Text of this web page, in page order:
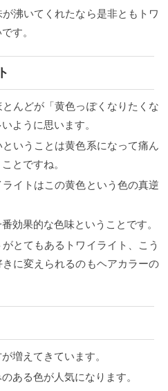
沸いてくれたなら是非ともトワ
す。
んどが「黄色っぽくなりたくな
ように思います。
いうことは黄色系になって痛ん
とですね。
イトはこの黄色という色の真逆
効果的な色味ということです。
とてもあるトワイライト、こう
に変えられるのもヘアカラーの
増えてきています。
ある色が人気になります。